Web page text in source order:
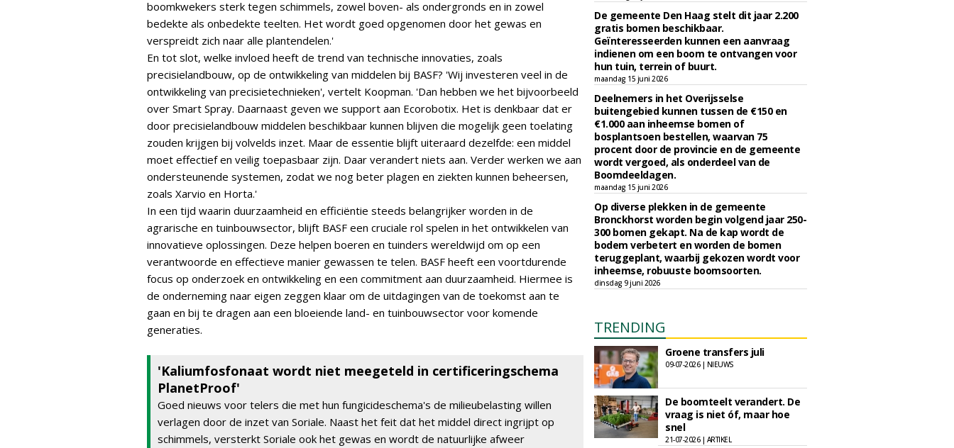
boomkwekers sterk tegen schimmels, zowel boven- als ondergronds en in zowel
bedekte als onbedekte teelten. Het wordt goed opgenomen door het gewas en
verspreidt zich naar alle plantendelen.'
En tot slot, welke invloed heeft de trend van technische innovaties, zoals
precisielandbouw, op de ontwikkeling van middelen bij BASF? 'Wij investeren veel in de
ontwikkeling van precisietechnieken', vertelt Koopman. 'Dan hebben we het bijvoorbeeld
over Smart Spray. Daarnaast geven we support aan Ecorobotix. Het is denkbaar dat er
door precisielandbouw middelen beschikbaar kunnen blijven die mogelijk geen toelating
zouden krijgen bij volvelds inzet. Maar de essentie blijft uiteraard dezelfde: een middel
moet effectief en veilig toepasbaar zijn. Daar verandert niets aan. Verder werken we aan
ondersteunende systemen, zodat we nog beter plagen en ziekten kunnen beheersen,
zoals Xarvio en Horta.'
In een tijd waarin duurzaamheid en efficiëntie steeds belangrijker worden in de
agrarische en tuinbouwsector, blijft BASF een cruciale rol spelen in het ontwikkelen van
innovatieve oplossingen. Deze helpen boeren en tuinders wereldwijd om op een
verantwoorde en effectieve manier gewassen te telen. BASF heeft een voortdurende
focus op onderzoek en ontwikkeling en een commitment aan duurzaamheid. Hiermee is
de onderneming naar eigen zeggen klaar om de uitdagingen van de toekomst aan te
gaan en bij te dragen aan een bloeiende land- en tuinbouwsector voor komende
generaties.
'Kaliumfosfonaat wordt niet meegeteld in certificeringschema
PlanetProof'
Goed nieuws voor telers die met hun fungicideschema's de milieubelasting willen
verlagen door de inzet van Soriale. Naast het feit dat het middel direct ingrijpt op
schimmels, versterkt Soriale ook het gewas en wordt de natuurlijke afweer
De gemeente Den Haag stelt dit jaar 2.200
gratis bomen beschikbaar.
Geïnteresseerden kunnen een aanvraag
indienen om een boom te ontvangen voor
hun tuin, terrein of buurt.
maandag 15 juni 2026
Deelnemers in het Overijsselse
buitengebied kunnen tussen de €150 en
€1.000 aan inheemse bomen of
bosplantsoen bestellen, waarvan 75
procent door de provincie en de gemeente
wordt vergoed, als onderdeel van de
Boomdeeldagen.
maandag 15 juni 2026
Op diverse plekken in de gemeente
Bronckhorst worden begin volgend jaar 250-
300 bomen gekapt. Na de kap wordt de
bodem verbetert en worden de bomen
teruggeplant, waarbij gekozen wordt voor
inheemse, robuuste boomsoorten.
dinsdag 9 juni 2026
TRENDING
Groene transfers juli
09-07-2026 | NIEUWS
De boomteelt verandert. De
vraag is niet óf, maar hoe
snel
21-07-2026 | ARTIKEL